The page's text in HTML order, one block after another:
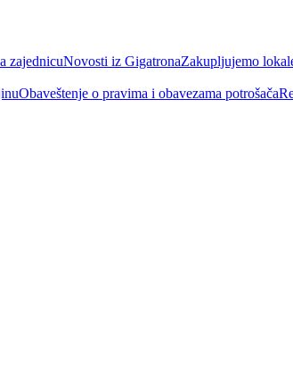
zajednicuNovosti iz GigatronaZakupljujemo
Obaveštenje o pravima i obavezama potrošača